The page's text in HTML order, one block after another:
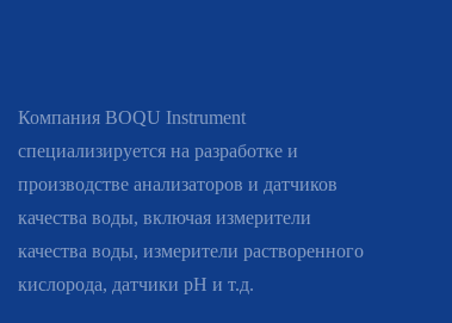
Компания BOQU Instrument
специализируется на разработке и
производстве анализаторов и датчиков
качества воды, включая измерители
качества воды, измерители растворенного
кислорода, датчики pH и т.д.